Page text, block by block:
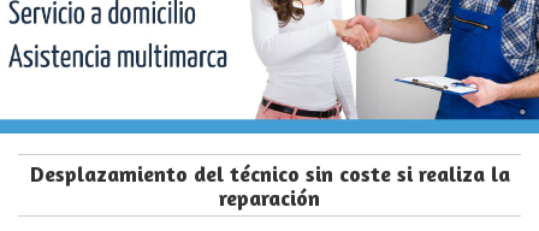
Desplazamiento del técnico sin coste si realiza la
reparación